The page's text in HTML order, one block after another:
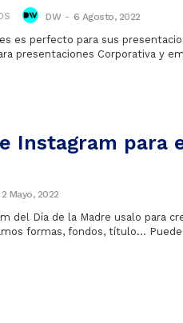
DW - 6 Agosto, 2022
es perfecto para sus
presentaciones Corporativa y
Instagram para
2 Mayo, 2022
del Día de la Madre usalo para
formas, fondos, título...